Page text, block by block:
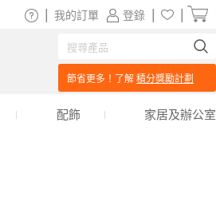
登錄
我的訂單
節省更多！了解 積分獎勵計劃
配飾 家居及辦公室